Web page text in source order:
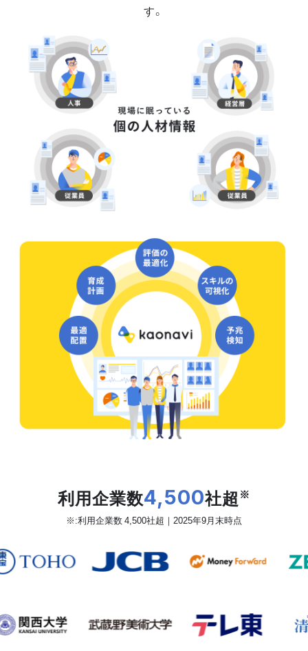
す。
利用企業数4,500社超 ※
※:利用企業数 4,500社超｜2025年9月末時点